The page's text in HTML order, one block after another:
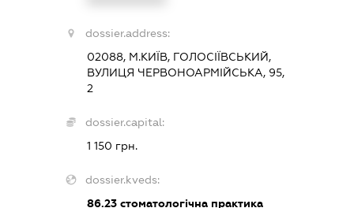
dossier.address:
02088, М.КИЇВ, ГОЛОСІЇВСЬКИЙ,
ВУЛИЦЯ ЧЕРВОНОАРМІЙСЬКА, 95,
2
dossier.capital:
1 150 грн.
dossier.kveds:
86.23 стоматологічна практика